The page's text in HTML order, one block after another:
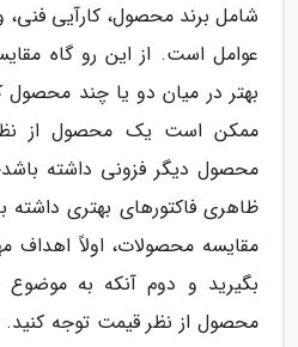
شامل برند محصول، کارآیی
عوامل است. از این رو گاه
بهتر در میان دو یا چند
ممکن است یک محصول از
محصول دیگر فزونی داشته
ظاهری فاکتورهای بهتری داشته
مقایسه محصولات، اولاً اهداف
بگیرید و دوم آنکه به
محصول از نظر قیمت توجه کنید.